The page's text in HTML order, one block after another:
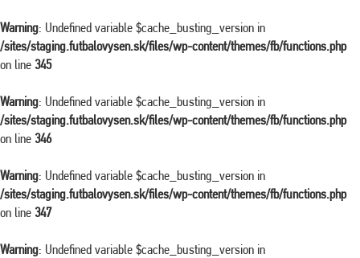
Warning: Undefined variable $cache_busting_version in
/sites/staging.futbalovysen.sk/files/wp-content/themes/fb/functions.php
on line 345
Warning: Undefined variable $cache_busting_version in
/sites/staging.futbalovysen.sk/files/wp-content/themes/fb/functions.php
on line 346
Warning: Undefined variable $cache_busting_version in
/sites/staging.futbalovysen.sk/files/wp-content/themes/fb/functions.php
on line 347
Warning: Undefined variable $cache_busting_version in